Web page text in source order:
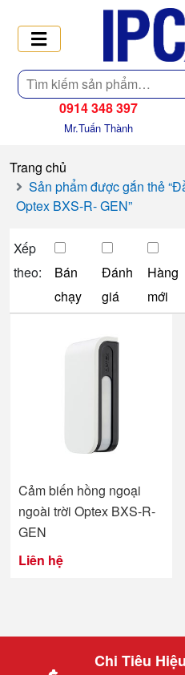
Tìm
kiếm
0914 348 397
Mr.Tuấn Thành
Trang chủ
Sản phẩm được gắn thẻ
Optex BXS-R- GEN”
Xếp
theo:
Bán
chạy
Đánh
giá
Hàng
mới
Cảm biến hồng ngoại
ngoài trời Optex BXS-R-
GEN
Liên hệ
Chi Tiêu